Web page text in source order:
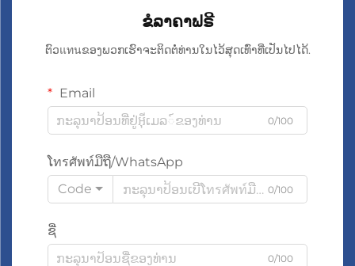
ຂໍລາຄາຟຣີ
ຕົວแทนຂອງພວກເຮົາຈະຕິດຕໍ່ທ່ານໃນໄວ້ສຸດເທົ່າທີ່ເປັນໄປໄດ້.
Email
0/100
ໂทรศัพท์ມືຖື/WhatsApp
Code
0/100
ຊື່
0/100